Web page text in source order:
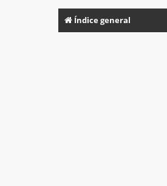
Índice general